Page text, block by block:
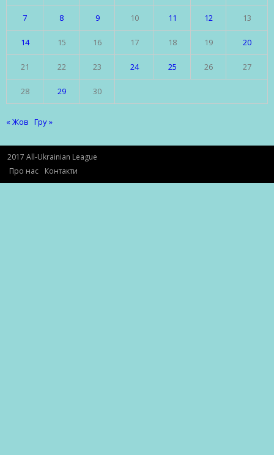
7 8 9 10 11 12 13
14 15 16 17 18 19 20
21 22 23 24 25 26 27
28 29 30
« Жов Гру »
2017 All-Ukrainian League
Про нас
Контакти